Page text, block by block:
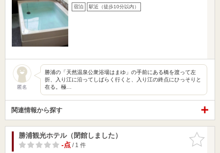
宿泊 駅近（徒歩10分以内）
匿名
勝浦の「天然温泉公衆浴場はまゆ」の手前にある橋を渡って左
折、入り江に沿ってしばらく行くと、入り江の終点にひっそりと
在る。極…
関連情報から探す
お気に入
りに追加
勝浦観光ホテル（閉館しました）
-点/ 1 件